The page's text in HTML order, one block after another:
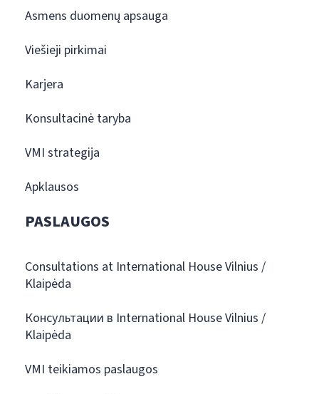
Asmens duomenų apsauga
Viešieji pirkimai
Karjera
Konsultacinė taryba
VMI strategija
Apklausos
PASLAUGOS
Consultations at International House Vilnius /
Klaipėda
Консультации в International House Vilnius /
Klaipėda
VMI teikiamos paslaugos